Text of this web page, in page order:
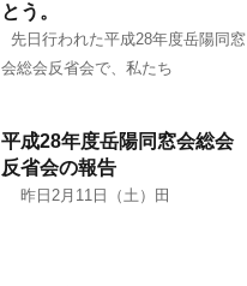
とう。
先日行われた平成28年度岳陽同窓
会総会反省会で、私たち
平成28年度岳陽同窓会総会
反省会の報告
昨日2月11日（土）田